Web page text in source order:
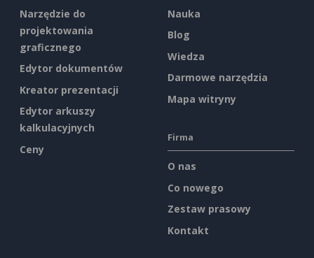
Narzędzie do
projektowania
graficznego
Edytor dokumentów
Kreator prezentacji
Edytor arkuszy
kalkulacyjnych
Ceny
Nauka
Blog
Wiedza
Darmowe narzędzia
Mapa witryny
Firma
O nas
Co nowego
Zestaw prasowy
Kontakt